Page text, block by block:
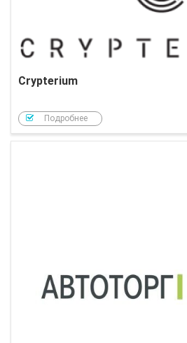
Crypterium
Подробнее